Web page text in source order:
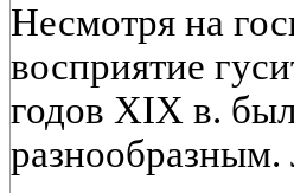
Несмотря на
восприятие
годов XIX в.
разнообразным.